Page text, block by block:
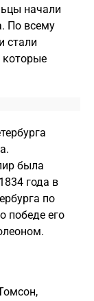
начали
По всему
стали
которые
была
года в
по
победе его